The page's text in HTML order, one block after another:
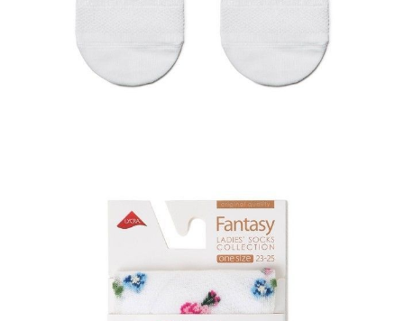
w sklepie Conte (Łodz)
Opis produktu
Dodaj modne akcenty do swojego wyglądu dzięki nowym modnym
1001290520010015137
poliamid 70%; bawełna 20%; poliester 10%
Udostępnij produkt
Podmiot odpowiedzialny
EuroTrade Tex Sp z o.o.